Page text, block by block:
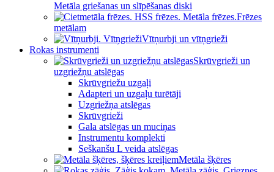
Metāla griešanas un slīpēšanas diski
Frēzes
metālam
Vītņurbji un vītņgrieži
Rokas instrumenti
Skrūvgrieži un
uzgriežņu atslēgas
Skrūvgriežu uzgaļi
Adapteri un uzgaļu turētāji
Uzgriežņa atslēgas
Skrūvgrieži
Gala atslēgas un muciņas
Instrumentu komplekti
Seškanšu L veida atslēgas
Metāla šķēres